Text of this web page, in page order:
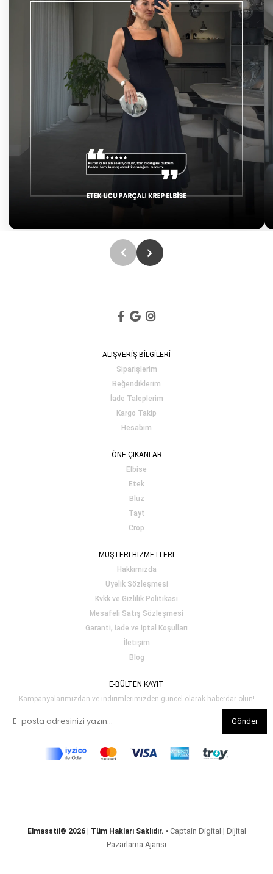
ALIŞVERİŞ BİLGİLERİ
Siparişlerim
Beğendiklerim
İade Taleplerim
Kargo Takip
Hesabım
ÖNE ÇIKANLAR
Elbise
Etek
Bluz
Tayt
Crop
MÜŞTERİ HİZMETLERİ
Hakkımızda
Üyelik Sözleşmesi
Kvkk ve Gizlilik Politikası
Mesafeli Satış Sözleşmesi
Garanti, İade ve İptal Koşulları
İletişim
Blog
E-BÜLTEN KAYIT
Kampanyalarımızdan ve indirimlerimizden güncel olarak haberdar olun!
Gönder
Elmasstil® 2026 | Tüm Hakları Saklıdır. • Captain Digital | Dijital
Pazarlama Ajansı